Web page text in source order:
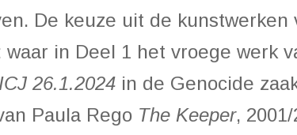
De keuze uit de kunstwerken
in Deel 1 het vroege werk
ICJ 26.1.2024in de Genocide
Paula Rego The Keeper,